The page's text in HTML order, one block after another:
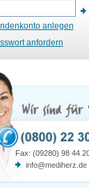
anlegen
anfordern
Fax: (09280) 98 44
info@mediherz.de